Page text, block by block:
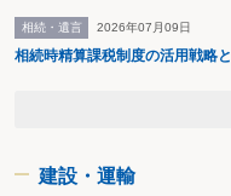
相続・遺言 2026年07月09日
相続時精算課税制度の活用戦略
建設・運輸